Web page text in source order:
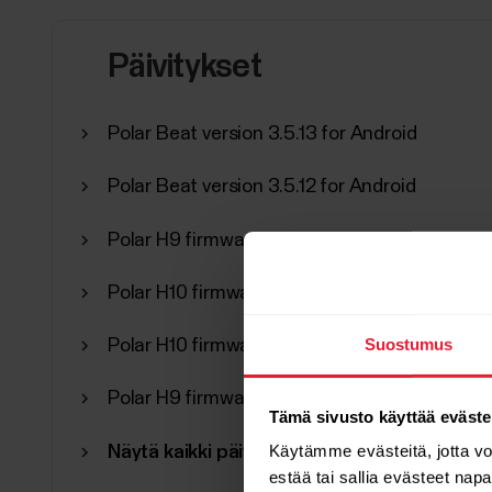
Suostumus
Tämä sivusto käyttää
Käytämme evästeitä, jotta
estää tai sallia evästeet
Päivitykset
Polar Beat version 3.5.13 for Android
Polar Beat version 3.5.12 for Android
Polar H9 firmware update 2.1.10
Polar H10 firmware update 4.1.10
Polar H10 firmware update 4.0.4
Polar H9 firmware update 2.0.4
Näytä kaikki päivitykset